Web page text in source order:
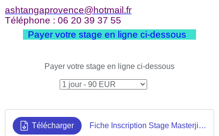
ashtangaprovence@hotmail.fr
Téléphone : 06 20 39 37 55
Payer votre stage en ligne ci-dessous
Payer votre stage en ligne ci-dessous
Télécharger Fiche Inscription Stage Masterji 2023